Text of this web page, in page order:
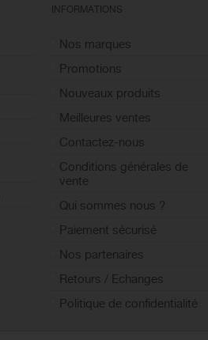
INFORMATIONS
Nos marques
Promotions
Nouveaux produits
Meilleures ventes
Contactez-nous
Conditions générales de
vente
Qui sommes nous ?
Paiement sécurisé
Nos partenaires
Retours / Echanges
Politique de confidentialité